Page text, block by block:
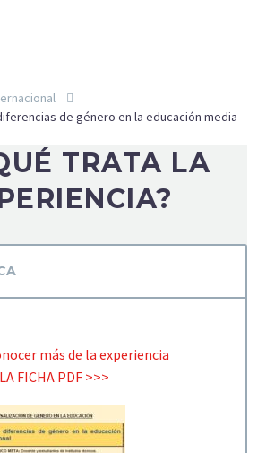
de género en la educación media
TRATA LA
más de la experiencia
FICHA PDF >>>